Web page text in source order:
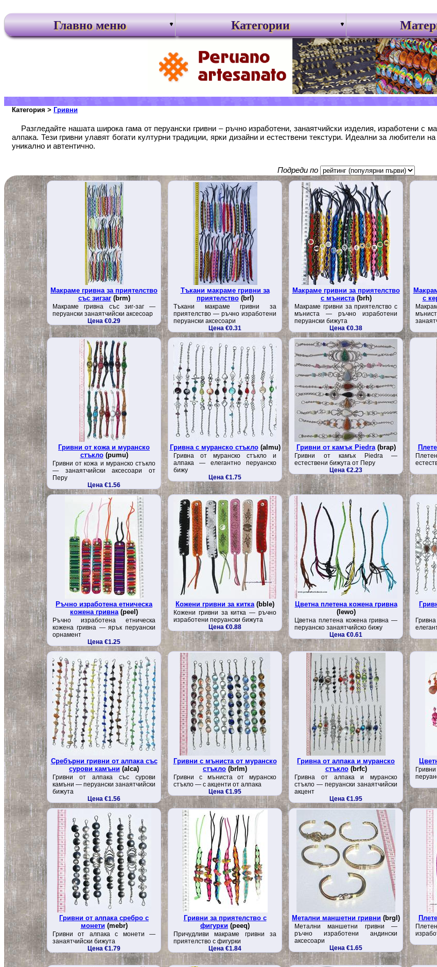
Главно меню Категории
Категория > Гривни
Разгледайте нашата широка гама от перуански гривни – ръчно изработени, занаятчийски изделия, изработени с
алпака. Тези гривни улавят богати културни традиции, ярки дизайни и естествени текстури. Идеални за любители
уникално и автентично.
Подреди по
Макраме гривна за приятелство
със зигзаг(brm)
Макраме гривна със зиг-заг —
перуански занаятчийски аксесоар
Цена €0.29
Тъкани макраме гривни за
приятелство(brl)
Тъкани макраме гривни за
приятелство — ръчно изработени
перуански аксесоари
Цена €0.31
Макраме гривни за приятелство
с мъниста(brh)
Макраме гривни за приятелство с
мъниста — ръчно изработени
перуански бижута
Цена €0.38
с
Гривни от кожа и муранско
стъкло(pumu)
Гривни от кожа и муранско стъкло
— занаятчийски аксесоари от
Перу
Цена €1.56
Гривна с муранско стъкло(almu)
Гривна от муранско стъкло и
алпака — елегантно перуанско
бижу
Цена €1.75
Гривни от камък Piedra(brap)
Гривни от камък Piedra —
естествени бижута от Перу
Цена €2.23
Ръчно изработена етническа
кожена гривна(peel)
Ръчно изработена етническа
кожена гривна — ярък перуански
орнамент
Цена €1.25
Кожени гривни за китка(bble)
Кожени гривни за китка — ръчно
изработени перуански бижута
Цена €0.88
Цветна плетена кожена гривна
(lewo)
Цветна плетена кожена гривна —
перуанско занаятчийско бижу
Цена €0.61
Сребърни гривни от алпака със
сурови камъни (alca)
Гривни от алпака със сурови
камъни — перуански занаятчийски
бижута
Цена €1.56
Гривни с мъниста от муранско
стъкло (brlm)
Гривни с мъниста от муранско
стъкло — с акценти от алпака
Цена €1.95
Гривна от алпака и муранско
стъкло(brfc)
Гривна от алпака и муранско
стъкло — перуански занаятчийски
акцент
Цена €1.95
Гривни от алпака сребро с
монети (mebr)
Гривни от алпака с монети —
занаятчийски бижута
Цена €1.79
Гривни за приятелство с
фигурки (peeq)
Причудливи макраме гривни за
приятелство с фигурки
Цена €1.84
Метални маншетни гривни (brgl)
Метални маншетни гривни —
ръчно изработени андински
аксесоари
Цена €1.65